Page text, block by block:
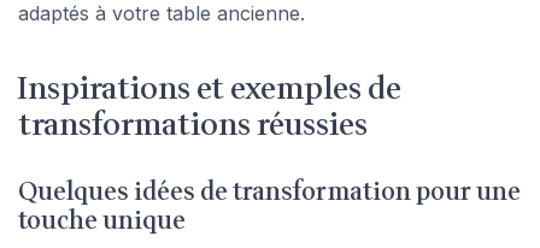
adaptés à votre table ancienne.
Inspirations et exemples de
transformations réussies
Quelques idées de transformation pour une
touche unique